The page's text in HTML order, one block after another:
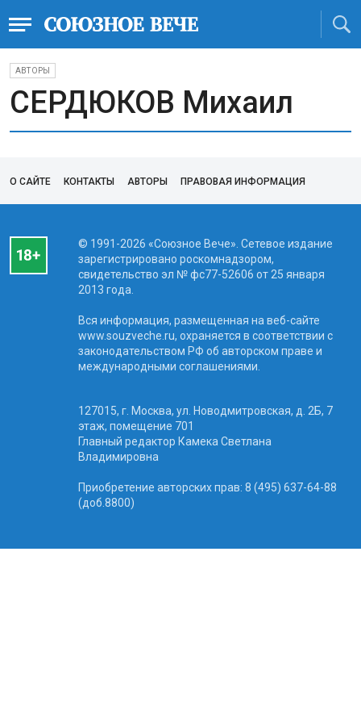
АВТОРЫ
СЕРДЮКОВ Михаил
О САЙТЕ КОНТАКТЫ АВТОРЫ ПРАВОВАЯ ИНФОРМАЦИЯ
© 1991-2026 «Союзное Вече». Сетевое издание
зарегистрировано роскомнадзором,
свидетельство эл № фc77-52606 от 25 января
2013 года.
Вся информация, размещенная на веб-сайте
www.souzveche.ru, охраняется в соответствии с
законодательством РФ об авторском праве и
международными соглашениями.
127015, г. Москва, ул. Новодмитровская, д. 2Б, 7
этаж, помещение 701
Главный редактор Камека Светлана
Владимировна
Приобретение авторских прав: 8 (495) 637-64-88
(доб.8800)